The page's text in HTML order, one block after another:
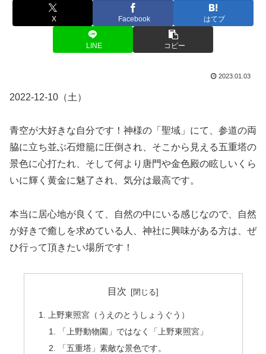
X Facebook はてブ
LINE コピー
2023.01.03
2022-12-10（土）
青空が大好きな自分です！神様の「聖域」にて、参道の両
脇に立ち並ぶ石燈籠に圧倒され、そこから見える五重塔の
景色に心打たれ、そして何より唐門や金色殿の眩しいくら
いに輝く黄金に魅了され、気分は最高です。
本当に居心地が良くて、自然の中にいる感じなので、自然
が好きで癒しを求めている人、神社に興味がある方は、ぜ
ひ行って頂きたい場所です！
目次
上野東照宮（うえのとうしょうぐう）
「上野動物園」ではなく「上野東照宮」
「五重塔」素敵な景色です。